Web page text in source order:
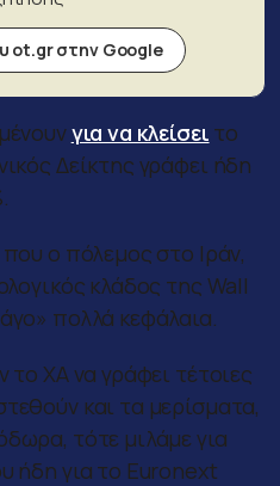
ot.gr στην Google
για να κλείσει το
Δείκτης γράφει ήδη
ο πόλεμος στο Ιράν,
κλάδος της Wall
πολλά κεφάλαια.
το ΧΑ να γράφει τέτοιες
και τα μερίσματα,
τότε μιλάμε για
ήδη για το Euronext